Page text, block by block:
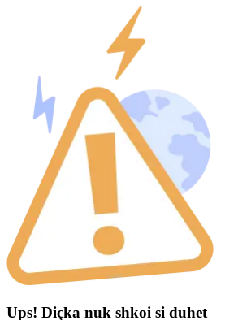
Ups! Diçka nuk shkoi si duhet